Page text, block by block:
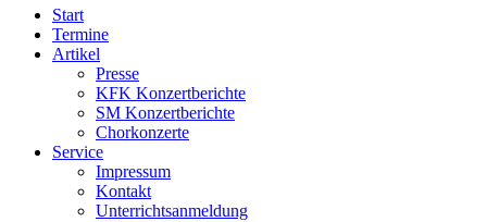
Start
Termine
Artikel
Presse
KFK Konzertberichte
SM Konzertberichte
Chorkonzerte
Service
Impressum
Kontakt
Unterrichtsanmeldung